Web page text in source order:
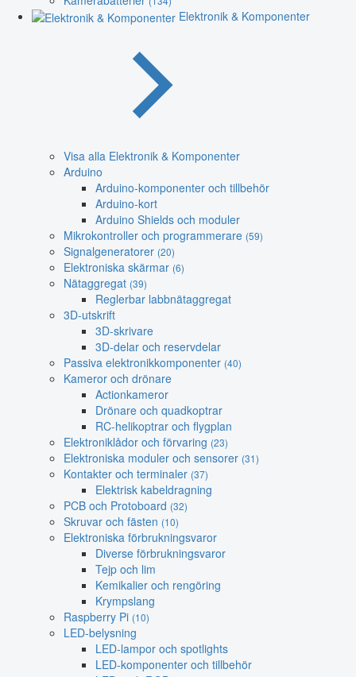
Elektronik & Komponenter
Visa alla Elektronik & Komponenter
Arduino
Arduino-komponenter och tillbehör
Arduino-kort
Arduino Shields och moduler
Mikrokontroller och programmerare (59)
Signalgeneratorer (20)
Elektroniska skärmar (6)
Nätaggregat (39)
Reglerbar labbnätaggregat
3D-utskrift
3D-skrivare
3D-delar och reservdelar
Passiva elektronikkomponenter (40)
Kameror och drönare
Actionkameror
Drönare och quadkoptrar
RC-helikoptrar och flygplan
Elektroniklådor och förvaring (23)
Elektroniska moduler och sensorer (31)
Kontakter och terminaler (37)
Elektrisk kabeldragning
PCB och Protoboard (32)
Skruvar och fästen (10)
Elektroniska förbrukningsvaror
Diverse förbrukningsvaror
Tejp och lim
Kemikalier och rengöring
Krympslang
Raspberry Pi (10)
LED-belysning
LED-lampor och spotlights
LED-komponenter och tillbehör